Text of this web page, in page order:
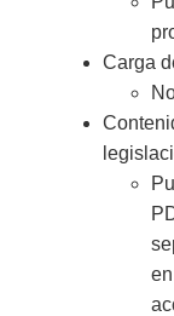
Carga